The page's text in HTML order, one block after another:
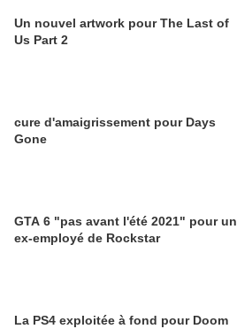
Un nouvel artwork pour The Last of
Us Part 2
cure d'amaigrissement pour Days
Gone
GTA 6 "pas avant l'été 2021" pour un
ex-employé de Rockstar
La PS4 exploitée à fond pour Doom